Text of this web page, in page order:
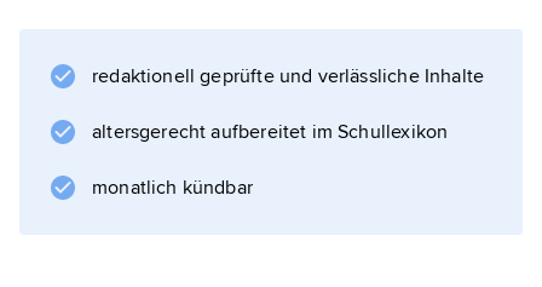
im Inland pendeln (oder umgekehrt).
besonderen Regelungen existierten, im Land
der Arbeitsstätte mit ihren dort erzielten
Arbeitseinkünften nur beschränkt
redaktionell geprüfte und verlässliche Inhalte
altersgerecht aufbereitet im Schullexikon
monatlich kündbar